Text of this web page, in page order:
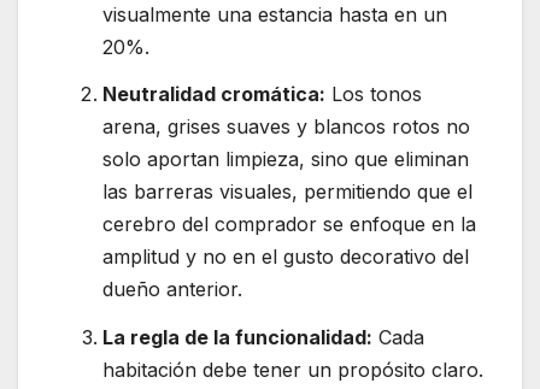
visualmente una estancia hasta en un
20%.
Neutralidad cromática: Los tonos
arena, grises suaves y blancos rotos no
solo aportan limpieza, sino que eliminan
las barreras visuales, permitiendo que el
cerebro del comprador se enfoque en la
amplitud y no en el gusto decorativo del
dueño anterior.
La regla de la funcionalidad: Cada
habitación debe tener un propósito claro.